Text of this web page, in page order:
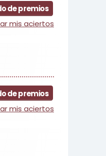
de premios
mis aciertos
de premios
mis aciertos